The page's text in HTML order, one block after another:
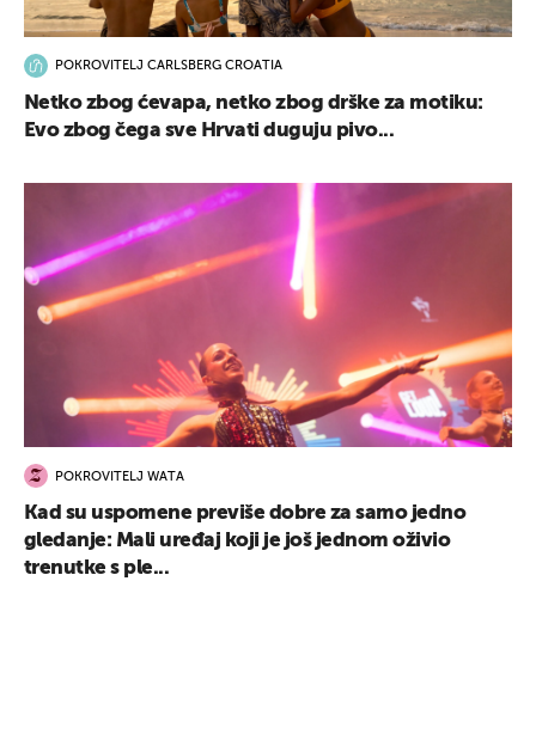
POKROVITELJ CARLSBERG CROATIA
Netko zbog ćevapa, netko zbog drške za motiku:
Evo zbog čega sve Hrvati duguju pivo...
POKROVITELJ WATA
Kad su uspomene previše dobre za samo jedno
gledanje: Mali uređaj koji je još jednom oživio
trenutke s ple...